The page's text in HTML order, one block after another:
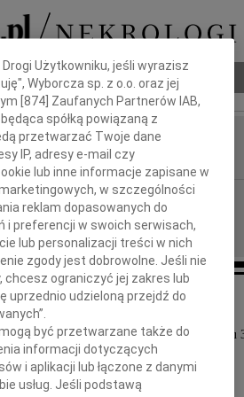
pogrzebowy
Kaliszczak
Z głębokim żalem zawiadamiamy,
10 grudnia 2010 r. zmarł tragicznie w wieku
Użytkowniku, jeśli wyrazisz
Wyborcza sp. z o.o. oraz jej
[874 ] Zaufanych Partnerów IAB,
spółką powiązaną z
przetwarzać Twoje dane
IP, adresy e-mail czy
lub inne informacje zapisane w
w szczególności
reklam dopasowanych do
i preferencji w swoich serwisach,
lub personalizacji treści w nich
zgody jest dobrowolne. Jeśli nie
chcesz ograniczyć jej zakres lub
uprzednio udzieloną przejdź do
być przetwarzane także do
informacji dotyczących
i aplikacji lub łączone z danymi
usług. Jeśli podstawą